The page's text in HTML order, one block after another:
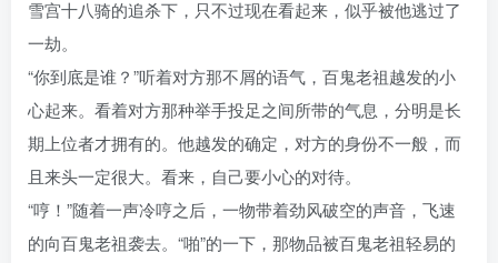
雪宫十八骑的追杀下，只不过现在看起来，似乎被他逃过了
一劫。
“你到底是谁？”听着对方那不屑的语气，百鬼老祖越发的小
心起来。看着对方那种举手投足之间所带的气息，分明是长
期上位者才拥有的。他越发的确定，对方的身份不一般，而
且来头一定很大。看来，自己要小心的对待。
“哼！”随着一声冷哼之后，一物带着劲风破空的声音，飞速
的向百鬼老祖袭去。“啪”的一下，那物品被百鬼老祖轻易的